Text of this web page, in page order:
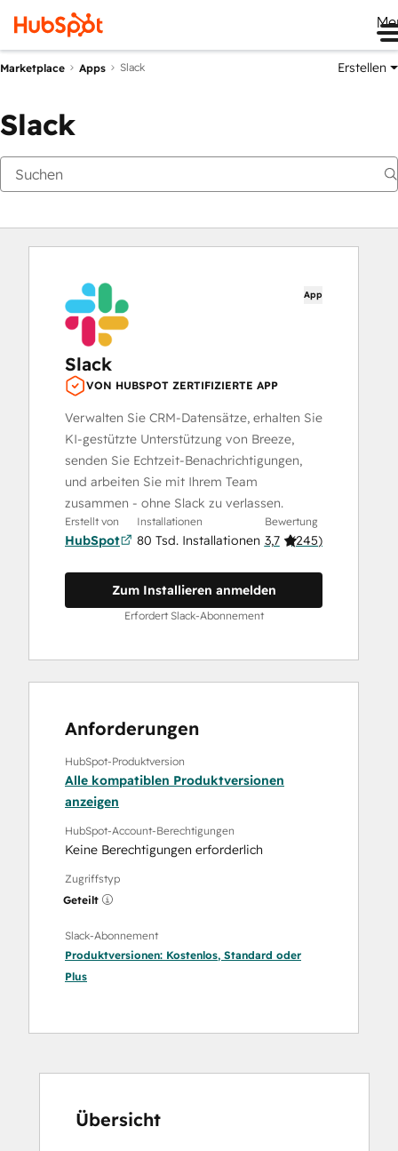
Marketplace Apps Slack Erstellen
Slack
App
Slack
VON HUBSPOT ZERTIFIZIERTE APP
Verwalten Sie CRM-Datensätze, erhalten Sie
KI-gestützte Unterstützung von Breeze,
senden Sie Echtzeit-Benachrichtigungen,
und arbeiten Sie mit Ihrem Team
zusammen - ohne Slack zu verlassen.
Erstellt von
HubSpot
Installationen
80 Tsd. Installationen
Bewertung
3,7 (245)
Zum Installieren anmelden
Erfordert Slack-Abonnement
Anforderungen
HubSpot-Produktversion
Alle kompatiblen Produktversionen
anzeigen
HubSpot-Account-Berechtigungen
Keine Berechtigungen erforderlich
Zugriffstyp
Geteilt
Slack-Abonnement
Produktversionen: Kostenlos, Standard oder
Plus
Übersicht